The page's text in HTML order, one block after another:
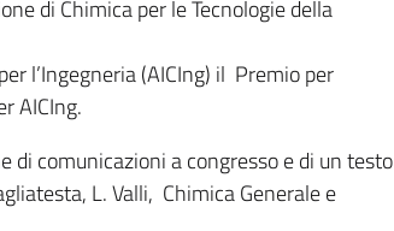
di Chimica per le Tecnologie della
l’Ingegneria (AICIng) il Premio per
AICIng.
di comunicazioni a congresso e di un testo
L. Valli, Chimica Generale e